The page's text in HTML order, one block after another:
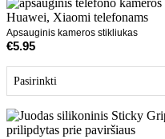
Apsauginis kameros stikliukas
€5.95